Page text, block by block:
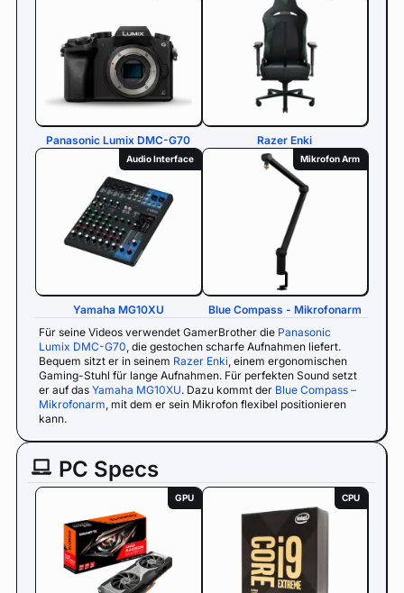
Für seine Videos verwendet GamerBrother die Panasonic
Lumix DMC-G70, die gestochen scharfe Aufnahmen liefert.
Bequem sitzt er in seinem Razer Enki, einem ergonomischen
Gaming-Stuhl für lange Aufnahmen. Für perfekten Sound setzt
er auf das Yamaha MG10XU. Dazu kommt der Blue Compass –
Mikrofonarm, mit dem er sein Mikrofon flexibel positionieren
kann.
Panasonic Lumix DMC-G70 Razer Enki
Audio Interface
Yamaha MG10XU
Mikrofon Arm
Blue Compass - Mikrofonarm
PC Specs
GPU CPU